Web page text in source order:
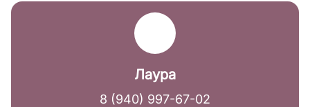
Лаура
8 (940) 997-67-02